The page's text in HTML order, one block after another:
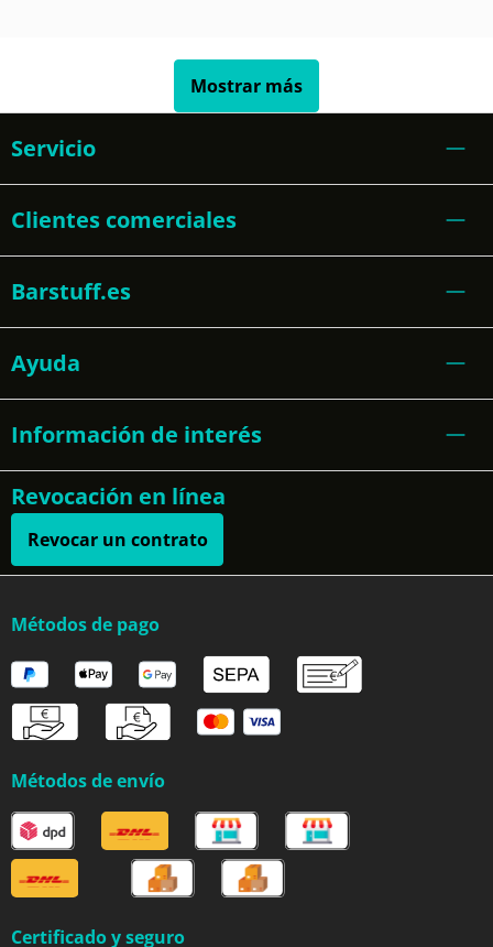
Mostrar más
Servicio
Clientes comerciales
Barstuff.es
Ayuda
Información de interés
Revocación en línea
Revocar un contrato
Métodos de pago
Métodos de envío
Certificado y seguro